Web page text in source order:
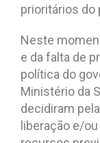
prioritários do
Neste
e da falta de
política do
Ministério da
decidiram
liberação e/